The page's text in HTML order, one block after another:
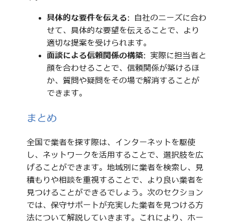
具体的な要件を伝える: 自社のニーズに合わ
せて、具体的な要望を伝えることで、より
適切な提案を受けられます。
面談による信頼関係の構築: 実際に担当者と
顔を合わせることで、信頼関係が築けるほ
か、質問や疑問をその場で解消することが
できます。
まとめ
全国で業者を探す際は、インターネットを駆使
し、ネットワークを活用することで、選択肢を広
げることができます。地域別に業者を検索し、見
積もりや相談を重視することで、より良い業者を
見つけることができるでしょう。次のセクション
では、保守サポートが充実した業者を見つける方
法について解説していきます。これにより、ホー